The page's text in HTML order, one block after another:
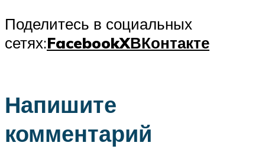
Поделитесь в социальных
сетях:FacebookXВКонтакте
Напишите
комментарий